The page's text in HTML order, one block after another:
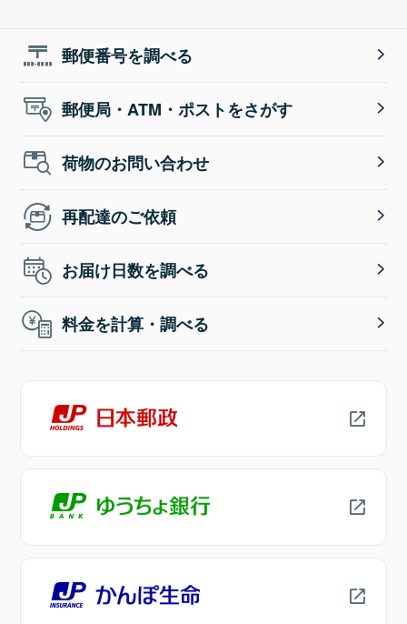
郵便番号を調べる
郵便局・ATM・ポストをさがす
荷物のお問い合わせ
再配達のご依頼
お届け日数を調べる
料金を計算・調べる